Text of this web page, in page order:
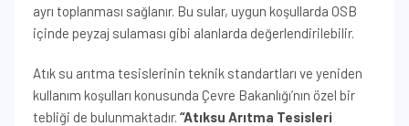
ayrı toplanması sağlanır. Bu sular, uygun koşullarda OSB
içinde peyzaj sulaması gibi alanlarda değerlendirilebilir.
Atık su arıtma tesislerinin teknik standartları ve yeniden
kullanım koşulları konusunda Çevre Bakanlığı’nın özel bir
tebliği de bulunmaktadır. “Atıksu Arıtma Tesisleri